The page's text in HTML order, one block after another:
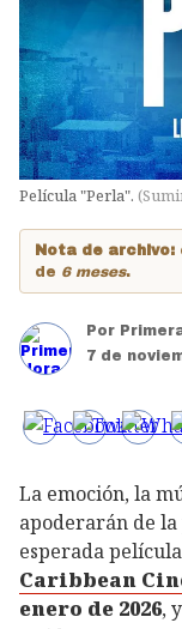
Película "Perla". (
Nota de archivo:
de 6 meses.
Por
7 de
La emoción, la
apoderarán de
esperada
Caribbean
enero de 2026,